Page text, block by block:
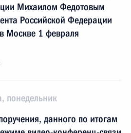
Михаилом Федотовым
Российской Федерации
Москве 1 февраля
понедельник
данного по итогам